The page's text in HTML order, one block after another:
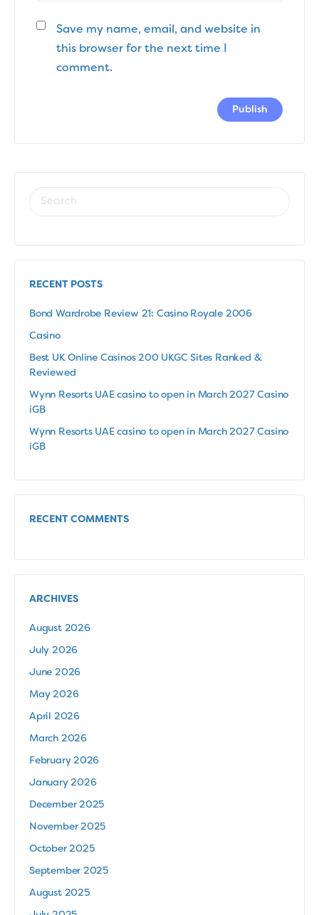
Save my name, email, and website in
this browser for the next time I
comment.
RECENT POSTS
Bond Wardrobe Review 21: Casino Royale 2006
Casino
Best UK Online Casinos 200 UKGC Sites Ranked &
Reviewed
Wynn Resorts UAE casino to open in March 2027 Casino
iGB
Wynn Resorts UAE casino to open in March 2027 Casino
iGB
RECENT COMMENTS
ARCHIVES
August 2026
July 2026
June 2026
May 2026
April 2026
March 2026
February 2026
January 2026
December 2025
November 2025
October 2025
September 2025
August 2025